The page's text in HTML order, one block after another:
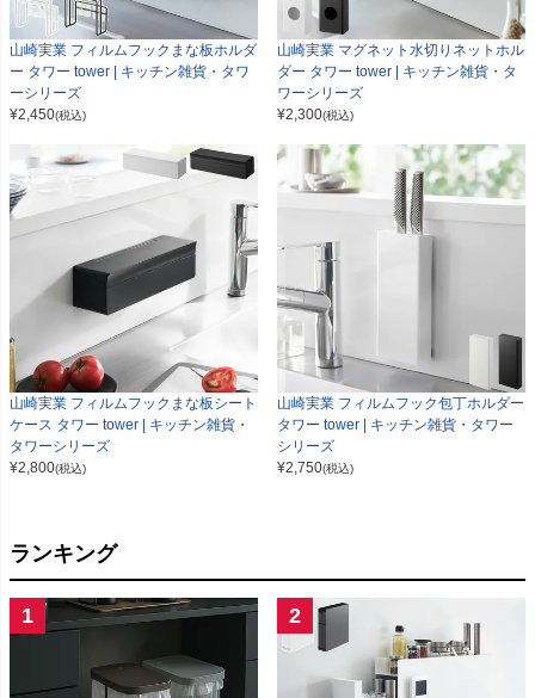
山崎実業 フィルムフックまな板ホルダ
ー タワー tower | キッチン雑貨・タワ
ーシリーズ
¥2,450(税込)
山崎実業 マグネット水切りネットホル
ダー タワー tower | キッチン雑貨・タ
ワーシリーズ
¥2,300(税込)
山崎実業 フィルムフックまな板シート
ケース タワー tower | キッチン雑貨・
タワーシリーズ
¥2,800(税込)
山崎実業 フィルムフック包丁ホルダー
タワー tower | キッチン雑貨・タワー
シリーズ
¥2,750(税込)
ランキング
1 2